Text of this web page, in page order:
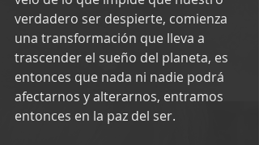
verdadero ser despierte, comienza
una transformación que lleva a
trascender el sueño del planeta, es
entonces que nada ni nadie podrá
afectarnos y alterarnos, entramos
entonces en la paz del ser.